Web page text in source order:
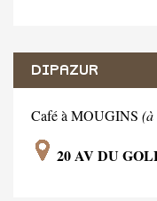
DIPAZUR
Café à MOUGINS (à
20 AV DU